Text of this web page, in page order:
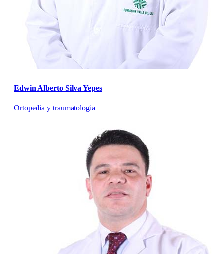
Edwin Alberto Silva Yepes
Ortopedia y traumatologia